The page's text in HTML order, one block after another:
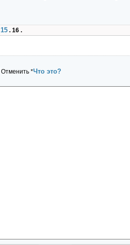
15 . 16 .
Отменить *Что это?